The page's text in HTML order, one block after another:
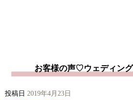
お客様の声♡ウェディン
投稿日 2019年4月23日